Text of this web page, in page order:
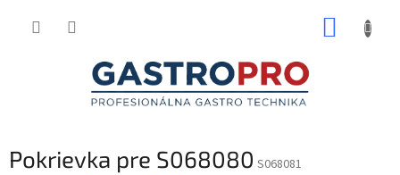
Pokrievka pre S068080 S068081